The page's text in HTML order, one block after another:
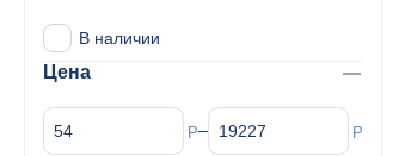
В наличии
Цена
Р– Р